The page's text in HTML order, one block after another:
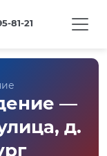
81-21
—
д.